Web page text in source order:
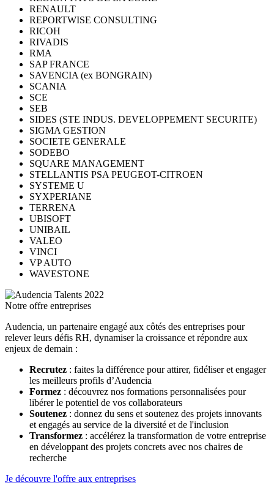
RENAULT
REPORTWISE CONSULTING
RICOH
RIVADIS
RMA
SAP FRANCE
SAVENCIA (ex BONGRAIN)
SCANIA
SCE
SEB
SIDES (STE INDUS. DEVELOPPEMENT SECURITE)
SIGMA GESTION
SOCIETE GENERALE
SODEBO
SQUARE MANAGEMENT
STELLANTIS PSA PEUGEOT-CITROEN
SYSTEME U
SYXPERIANE
TERRENA
UBISOFT
UNIBAIL
VALEO
VINCI
VP AUTO
WAVESTONE
Notre offre entreprises
Audencia, un partenaire engagé aux côtés des entreprises pour
relever leurs défis RH, dynamiser la croissance et répondre aux
enjeux de demain :
Recrutez : faites la différence pour attirer, fidéliser et engager
les meilleurs profils d’Audencia
Formez : découvrez nos formations personnalisées pour
libérer le potentiel de vos collaborateurs
Soutenez : donnez du sens et soutenez des projets innovants
et engagés au service de la diversité et de l'inclusion
Transformez : accélérez la transformation de votre entreprise
en développant des projets concrets avec nos chaires de
recherche
Je découvre l'offre aux entreprises